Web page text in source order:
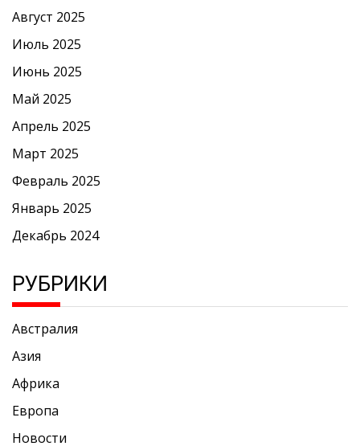
Август 2025
Июль 2025
Июнь 2025
Май 2025
Апрель 2025
Март 2025
Февраль 2025
Январь 2025
Декабрь 2024
РУБРИКИ
Австралия
Азия
Африка
Европа
Новости